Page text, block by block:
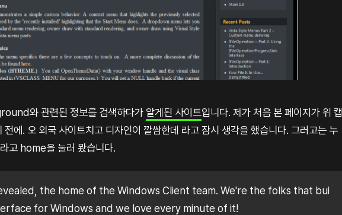
와 관련된 정보를 검색하다가 알게된 사이트입니다. 제가 처음 본 페이지가 위 캡
전에. 오 외국 사이트치고 디자인이 깔쌈한데 라고 잠시 생각을 했습니다. 그러고는 누
고 home을 눌러 봤습니다.
the home of the Windows Client team. We're the folks that bui
for Windows and we love every minute of it!